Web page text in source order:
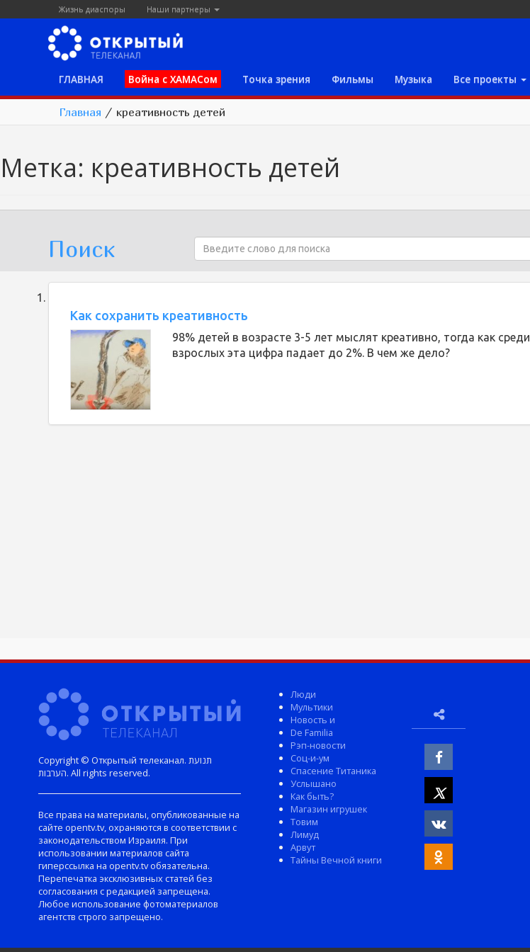
Жизнь диаспоры Наши партнеры
ГЛАВНАЯ Война с ХАМАСом Точка зрения Фильмы Музыка Все проекты
Главная / креативность детей
Метка: креативность детей
Поиск
Как сохранить креативность
98% детей в возрасте 3-5 лет мыслят креативно, тогда как среди
взрослых эта цифра падает до 2%. В чем же дело?
Copyright © Открытый телеканал. תנועת
הערבות. All rights reserved.
Все права на материалы, опубликованные на
сайте opentv.tv, охраняются в соответствии с
законодательством Израиля. При
использовании материалов сайта
гиперссылка на opentv.tv обязательна.
Перепечатка эксклюзивных статей без
согласования с редакцией запрещена.
Любое использование фотоматериалов
агентств строго запрещено.
Люди
Мультики
Новость и
De Familia
Рэп-новости
Соц-и-ум
Спасение Титаника
Услышано
Как быть?
Магазин игрушек
Товим
Лимуд
Арвут
Тайны Вечной книги